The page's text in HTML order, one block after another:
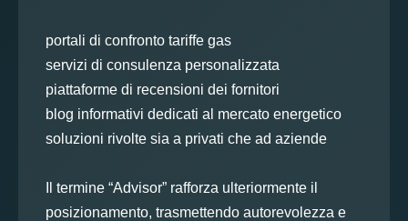
portali di confronto tariffe gas
servizi di consulenza personalizzata
piattaforme di recensioni dei fornitori
blog informativi dedicati al mercato energetico
soluzioni rivolte sia a privati che ad aziende
Il termine “Advisor” rafforza ulteriormente il
posizionamento, trasmettendo autorevolezza e